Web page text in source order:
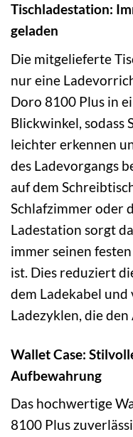
Tischladestation:
geladen
Die mitgelieferte
nur eine
Doro 8100 Plus in
Blickwinkel, sodass
leichter erkennen
des Ladevorgangs
auf dem
Schlafzimmer oder
Ladestation sorgt
immer seinen
ist. Dies reduziert
dem Ladekabel
Ladezyklen, die
Wallet Case:
Aufbewahrung
Das hochwertige
8100 Plus